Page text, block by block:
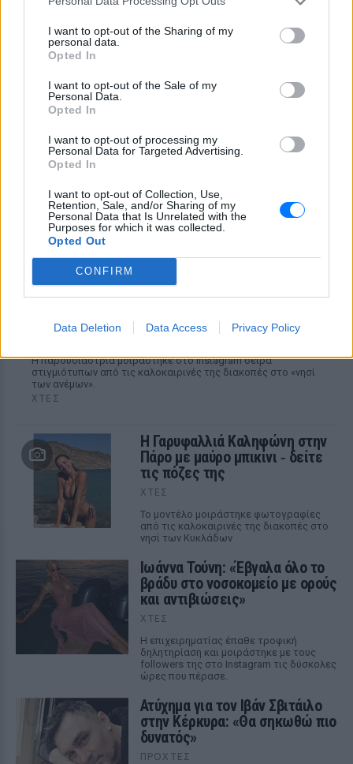
I want to opt-out of the Sharing of my
personal data.
Opted In
I want to opt-out of the Sale of my
Personal Data.
Opted In
I want to opt-out of processing my
Personal Data for Targeted Advertising.
Opted In
I want to opt-out of Collection, Use,
Retention, Sale, and/or Sharing of my
Personal Data that Is Unrelated with the
Purposes for which it was collected.
Opted Out
CONFIRM
Data Deletion Data Access Privacy Policy
Βαλέρια Χοψονίδου: Η βάφτιση
δημοσίευσαν οι καλεσμένοι
Ιερό Ναό Αγίου Νικολάου, με τη βάφτιση
να ακολουθεί λίγες εβδομάδες μετά τη
Βάλια Χατζηθεοδώρου: Μπικίνι και βραδινές
έξοδοι στη Μύκονο – Οι φωτογραφίες της
Η παρουσιάστρια μοιράστηκε στο Instagram σειρά
στιγμιότυπων από τις καλοκαιρινές της διακοπές στο «νησί
των ανέμων».
ΧΤΕΣ
Η Γαρυφαλλιά Καληφώνη στην
Πάρο με μαύρο μπικίνι ‑ δείτε
τις πόζες της
ΧΤΕΣ
Το μοντέλο μοιράστηκε φωτογραφίες
από τις καλοκαιρινές της διακοπές στο
νησί των Κυκλάδων
Ιωάννα Τούνη: «Έβγαλα όλο το
βράδυ στο νοσοκομείο με ορούς
και αντιβιώσεις»
ΧΤΕΣ
Η επιχειρηματίας έπαθε τροφική
δηλητηρίαση και μοιράστηκε με τους
followers της στο Instagram τις δύσκολες
ώρες που πέρασε.
Ατύχημα για τον Ιβάν Σβιτάιλο
στην Κέρκυρα: «Θα σηκωθώ πιο
δυνατός»
ΠΡΟΧΤΈΣ